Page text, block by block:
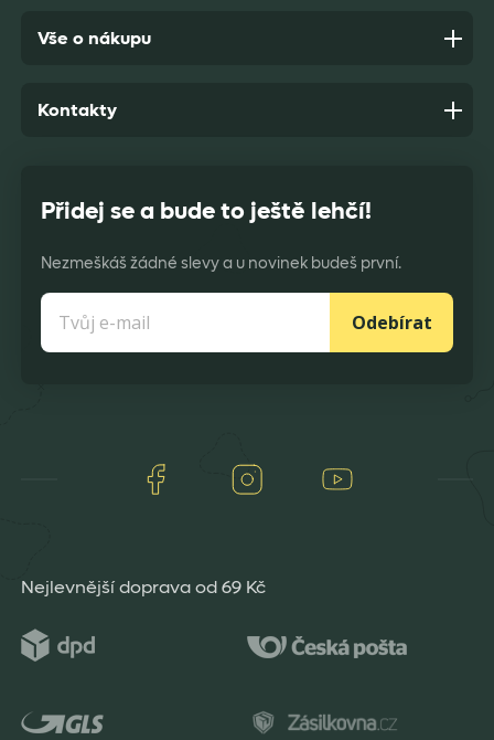
Vše o nákupu
Přidej se a bude to ještě lehčí!
Nezmeškáš žádné slevy a u novinek budeš první.
Odebírat
Facebook Instagram
Kontakty
Nejlevnější doprava od 69 Kč